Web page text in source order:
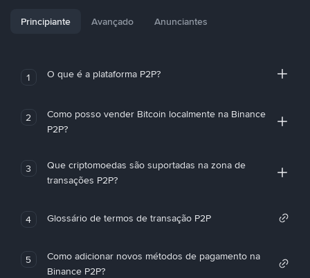
Principiante Avançado Anunciantes
1 O que é a plataforma P2P?
2
Como posso vender Bitcoin localmente na Binance
P2P?
3
Que criptomoedas são suportadas na zona de
transações P2P?
4 Glossário de termos de transação P2P
5
Como adicionar novos métodos de pagamento na
Binance P2P?